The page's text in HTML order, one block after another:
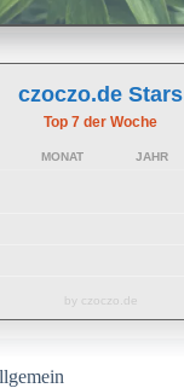
czoczo.de Stars
Top 7 der Woche
MONAT JAHR
by czoczo.de